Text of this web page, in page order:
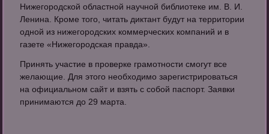
Нижегородской областной научной библиотеке им. В. И.
Ленина. Кроме того, читать диктант будут на территории
одной из нижегородских коммерческих компаний и в
газете «Нижегородская правда».
Принять участие в проверке грамотности смогут все
желающие. Для этого необходимо зарегистрироваться
на официальном сайт и взять с собой паспорт. Заявки
принимаются до 29 марта.